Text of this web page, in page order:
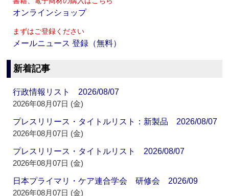
オンラインショップ
まずはご登録ください
メールニュース 登録（無料）
新着記事
行政情報リスト 2026/08/07
2026年08月07日 (金)
プレスリリース・タイトルリスト：新製品 2026/08/07
2026年08月07日 (金)
プレスリリース・タイトルリスト 2026/08/07
2026年08月07日 (金)
日本プライマリ・ケア連合学会 研修会 2026/09
2026年08月07日 (金)